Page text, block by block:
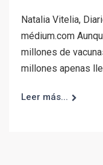
Natalia Vitelia,
médium.com
millones de
millones apenas
Leer más...